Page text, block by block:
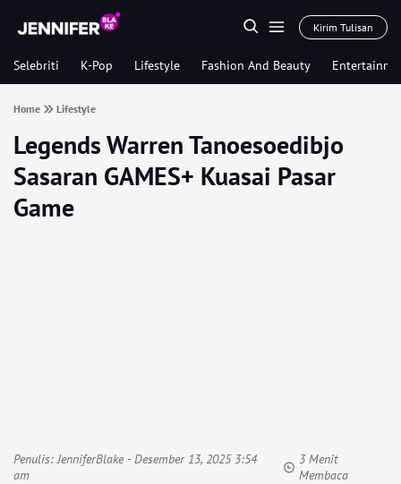
Kirim Tulisan
Selebriti K-Pop Lifestyle Fashion And Beauty
Home Lifestyle
Legends Warren Tanoesoedibjo
Sasaran GAMES+ Kuasai Pasar
Game
Penulis:JenniferBlake- Desember 13, 2025 3:54
am
3 Menit
Membaca